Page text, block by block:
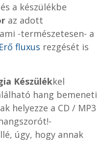
és a készülékbe
az adott
-természetesen- a
fluxus rezgését is
Készülékkel
hang bemeneti
helyezze a CD / MP3
úgy, hogy annak